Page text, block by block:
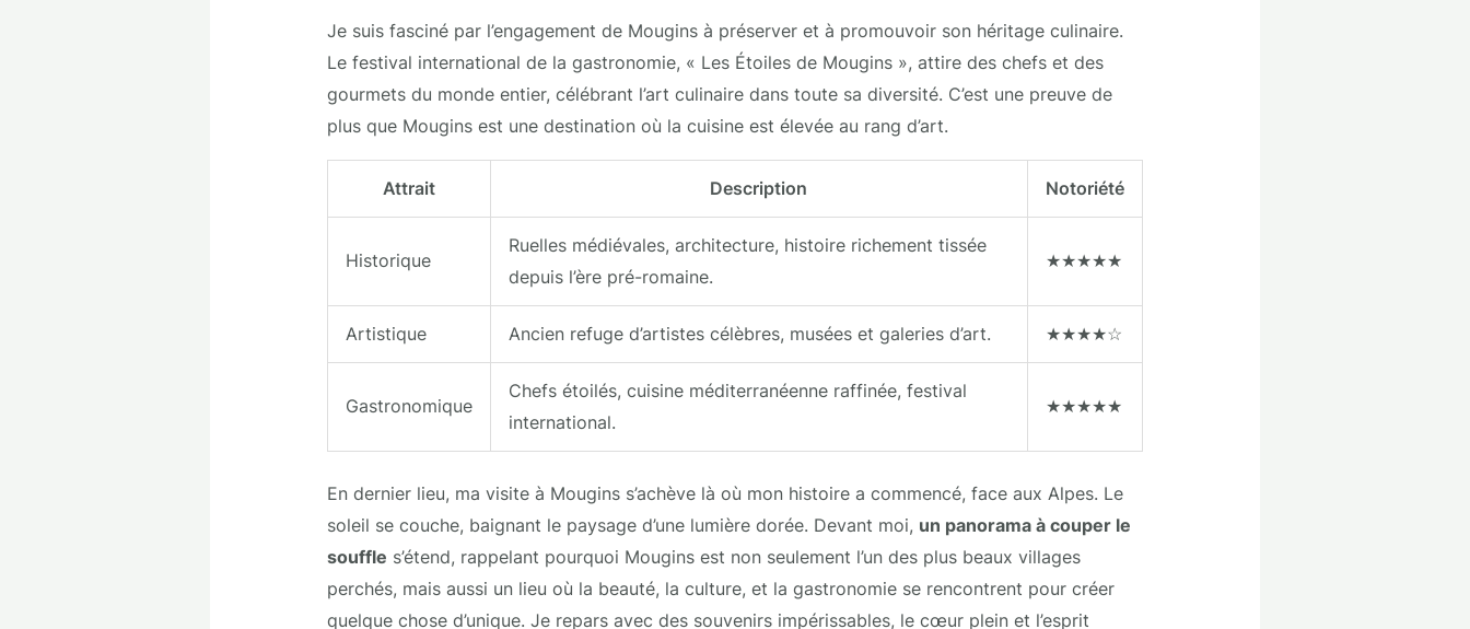
Je suis fasciné par l’engagement de Mougins à préserver et à promouvoir son héritage culinaire.
Le festival international de la gastronomie, « Les Étoiles de Mougins », attire des chefs et des
gourmets du monde entier, célébrant l’art culinaire dans toute sa diversité. C’est une preuve de
plus que Mougins est une destination où la cuisine est élevée au rang d’art.
Attrait Description Notoriété
Historique
Ruelles médiévales, architecture, histoire richement tissée
depuis l’ère pré-romaine.
★★★★★
Artistique Ancien refuge d’artistes célèbres, musées et galeries d’art. ★★★★☆
Gastronomique
Chefs étoilés, cuisine méditerranéenne raffinée, festival
international.
★★★★★
En dernier lieu, ma visite à Mougins s’achève là où mon histoire a commencé, face aux Alpes. Le
soleil se couche, baignant le paysage d’une lumière dorée. Devant moi, un panorama à couper le
souffle s’étend, rappelant pourquoi Mougins est non seulement l’un des plus beaux villages
perchés, mais aussi un lieu où la beauté, la culture, et la gastronomie se rencontrent pour créer
quelque chose d’unique. Je repars avec des souvenirs impérissables, le cœur plein et l’esprit